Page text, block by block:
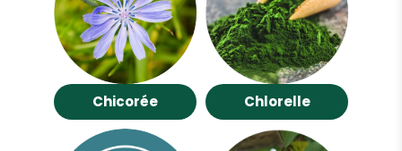
Chicorée Chlorelle